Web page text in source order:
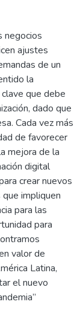
negocios
ajustes
de un
la
que debe
dado que
Cada vez más
de favorecer
mejora de la
digital
crear nuevos
impliquen
para las
para
valor de
Latina,
el nuevo